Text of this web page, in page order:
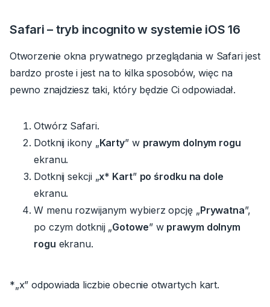
Safari – tryb incognitow systemie iOS 16
Otworzenie okna prywatnego przeglądania w Safari jest
bardzo proste i jest na to kilka sposobów, więc na
pewno znajdziesz taki, który będzie Ci odpowiadał.
Otwórz Safari.
Dotknij ikony „Karty” w prawym dolnym rogu
ekranu.
Dotknij sekcji „x* Kart” po środku na dole
ekranu.
W menu rozwijanymwybierz opcję „Prywatna”,
po czym dotknij „Gotowe” w prawym dolnym
rogu ekranu.
*„x” odpowiada liczbie obecnie otwartych kart.